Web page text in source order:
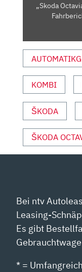
FAHRBERICHT
I
AUTO
MOTOR
UND
VON
YOUTUBE
ANZEIGEN
„Skoda
KOMBI
ŠKODA
ŠKODA
Bei ntv
Leasing-
Es gibt
* =